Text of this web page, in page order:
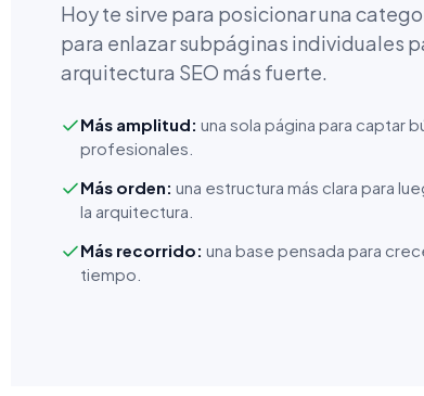
Hoy te sirve para posicionar una
para enlazar subpáginas individuales
arquitectura SEO más fuerte.
Más amplitud: una sola página para captar
profesionales.
Más orden: una estructura más clara para
la arquitectura.
Más recorrido: una base pensada para
tiempo.